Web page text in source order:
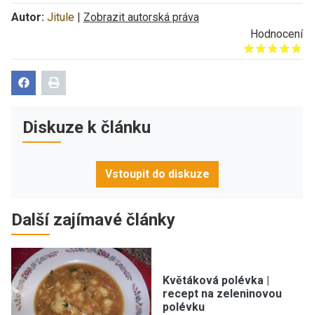
Autor: Jitule | Zobrazit autorská práva
Hodnocení
Give it 1/5
Give it 2/5
Give it 3/5
Give it 4/5
Give it 5/5
Diskuze k článku
Vstoupit do diskuze
Další zajímavé články
Květáková polévka |
recept na zeleninovou
polévku